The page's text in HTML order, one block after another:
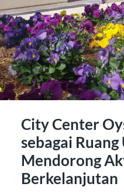
City Center
sebagai
Mendorong
Berkelanjutan